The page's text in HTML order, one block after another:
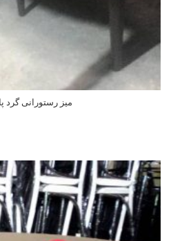
میز رستورانی گرد
اطلاعات